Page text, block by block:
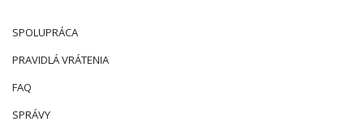
SPOLUPRÁCA
PRAVIDLÁ VRÁTENIA
FAQ
SPRÁVY